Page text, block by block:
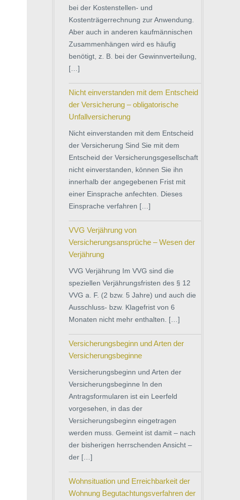
bei der Kostenstellen- und
Kostenträgerrechnung zur Anwendung.
Aber auch in anderen kaufmännischen
Zusammenhängen wird es häufig
benötigt, z. B. bei der Gewinnverteilung,
[…]
Nicht einverstanden mit dem Entscheid
der Versicherung – obligatorische
Unfallversicherung
Nicht einverstanden mit dem Entscheid
der Versicherung Sind Sie mit dem
Entscheid der Versicherungsgesellschaft
nicht einverstanden, können Sie ihn
innerhalb der angegebenen Frist mit
einer Einsprache anfechten. Dieses
Einsprache verfahren […]
VVG Verjährung von
Versicherungsansprüche – Wesen der
Verjährung
VVG Verjährung Im VVG sind die
speziellen Verjährungsfristen des § 12
VVG a. F. (2 bzw. 5 Jahre) und auch die
Ausschluss- bzw. Klagefrist von 6
Monaten nicht mehr enthalten. […]
Versicherungsbeginn und Arten der
Versicherungsbeginne
Versicherungsbeginn und Arten der
Versicherungsbeginne In den
Antragsformularen ist ein Leerfeld
vorgesehen, in das der
Versicherungsbeginn eingetragen
werden muss. Gemeint ist damit – nach
der bisherigen herrschenden Ansicht –
der […]
Wohnsituation und Erreichbarkeit der
Wohnung Begutachtungsverfahren der